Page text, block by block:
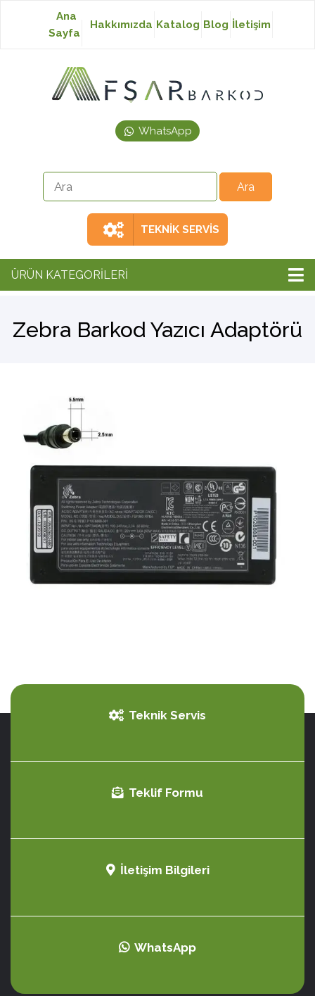
Baskısız Etiket
Japon Akmaz Yıkama
Ribon
El Terminali
Ana
Sayfa
Hakkımızda Katalog Blog İletişim
WhatsApp
TEKNİK SERVİS
ÜRÜN KATEGORİLERİ
Zebra Barkod Yazıcı Adaptörü
Teknik Servis
Teklif Formu
İletişim Bilgileri
WhatsApp